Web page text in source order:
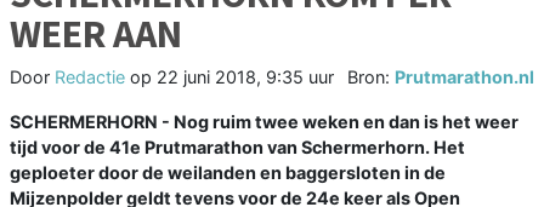
WEER AAN
Door Redactie op 22 juni 2018, 9:35 uur Bron: Prutmarathon.nl
SCHERMERHORN - Nog ruim twee weken en dan is het weer
tijd voor de 41e Prutmarathon van Schermerhorn. Het
geploeter door de weilanden en baggersloten in de
Mijzenpolder geldt tevens voor de 24e keer als Open